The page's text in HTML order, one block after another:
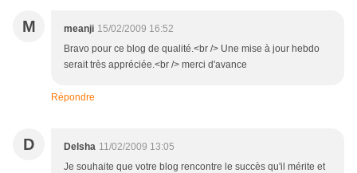
M meanji 15/02/2009 16:52
Bravo pour ce blog de qualité.<br /> Une mise à jour hebdo
serait très appréciée.<br /> merci d'avance
Répondre
D Delsha 11/02/2009 13:05
Je souhaite que votre blog rencontre le succès qu'il mérite et